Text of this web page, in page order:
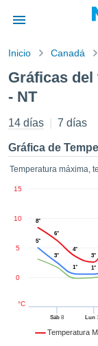
de
para
que se
a este
las
y
forma
digital
Inicio Canadá
Gráficas
- NT
14 días 7 días
Gráfica de
Temperatura máxima,
Temperatura
Sáb8 Lun
0
5
10
15
°C
8°
6°
4°
3°
5°
3°
1°
1°